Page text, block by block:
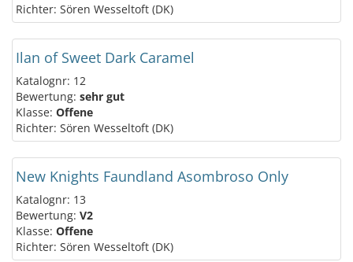
Richter: Sören Wesseltoft (DK)
Ilan of Sweet Dark Caramel
Katalognr: 12
Bewertung: sehr gut
Klasse: Offene
Richter: Sören Wesseltoft (DK)
New Knights Faundland Asombroso Only
Katalognr: 13
Bewertung: V2
Klasse: Offene
Richter: Sören Wesseltoft (DK)